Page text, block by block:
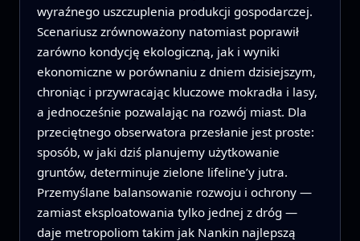
wyraźnego uszczuplenia produkcji gospodarczej.
Scenariusz zrównoważony natomiast poprawił
zarówno kondycję ekologiczną, jak i wyniki
ekonomiczne w porównaniu z dniem dzisiejszym,
chroniąc i przywracając kluczowe mokradła i lasy,
a jednocześnie pozwalając na rozwój miast. Dla
przeciętnego obserwatora przesłanie jest proste:
sposób, w jaki dziś planujemy użytkowanie
gruntów, determinuje zielone lifeline’y jutra.
Przemyślane balansowanie rozwoju i ochrony —
zamiast eksploatowania tylko jednej z dróg —
daje metropoliom takim jak Nankin najlepszą